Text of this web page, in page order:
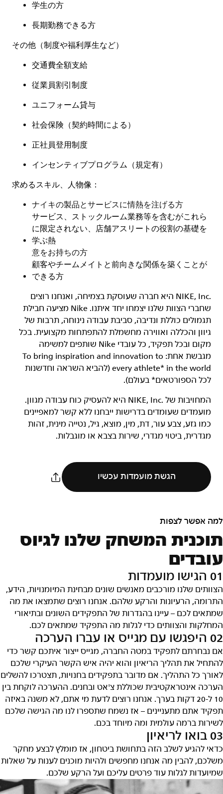
学生の方
長期勤務できる方
その他（制度や福利厚生など）
交通費全額支給
従業員割引制度
ユニフォーム貸与
社会保険 （契約時間による ）
正社員登用制度
インセンティブプログラム（規定有）
求めるスキル、人物像：
ナイキの製品とサービスに情熱を注げる方
サービス、ストックルーム業務等を含むがこれら
に限定されない、店舗アスリートの役割の基礎を
学ぶ熱
意をお持ちの方
顧客やチームメイトと前向きな関係を築くことが
できる方
‏NIKE, Inc.‎ היא חברה שעוסקת בצמיחה, ואנחנו רוצים
שחברי הצוות שלנו יצמחו יחד איתנו. Nike מציעה חבילת
תגמולים כוללת ונדיבה, סביבת עבודה נינוחה, תרבות של
גיוון והכללה ואווירה מחשמלת להתפתחות מקצועית. בכל
מקום ובכל תפקיד, כל עובדי Nike שותפים למשימה
מגבשת אחת: To bring inspiration and innovation to
every athlete* in the world (להביא השראה וחדשנות
לכל הספורטאים* בעולם).
המחויבות של NIKE, Inc.‎ היא להעסיק כוח עבודה מגוון.
מועמדים שעומדים בדרישות ייבחנו ללא קשר למאפיינים
כמו גזע, צבע עור, דת, מין, מוצא, גיל, נטייה מינית, זהות
מגדרית, ביטוי מגדרי, שירות בצבא או מוגבלות.
הגשת מועמדות עכשיו
למה אפשר לצפות
תוכנית המשחק שלנו לגיוס
עובדים
01 הגישו מועמדות
הצוותים שלנו מורכבים מאנשים שונים מבחינת המיומנויות, הידע,
התרומה, הרעיונות והרקע שלהם. אנחנו רוצים שתמצאו את מה
שמתאים לכם – עיינו בהגדרות של התפקידים השונים ובתיאורי
המחלקות והצוותים כדי לגלות מה התפקיד שמתאים לכם.
02 היפגשו עם מגייס או עברו הערכה
אם נבחרתם לתפקיד במטה החברה, מגייס ייצור איתכם קשר כדי
להתחיל את תהליך הריאיון והוא יהיה איש הקשר העיקרי שלכם
לאורך כל התהליך. אם מדובר בתפקידים בחנויות, תצטרכו להשלים
הערכה אינטראקטיבית שכוללת צ'אט ובחנים. ההערכה לוקחת בין
10 ל-20 דקות בערך. אנחנו רוצים לדעת מי אתם, לא משנה באיזה
תפקיד אתם מתעניינים – אז נשמח שתספרו לנו מה הגישה שלכם
לשירות ברמה עולמית ומה מיוחד בכם.
03 בואו לריאיון
כדאי להגיע לשלב הזה בתחושת ביטחון, אז מומלץ לבצע מחקר
משלכם, להבין מה אנחנו מחפשים ולהיות מוכנים לענות על שאלות
שמיועדות לגלות עוד פרטים עליכם ועל הרקע שלכם.